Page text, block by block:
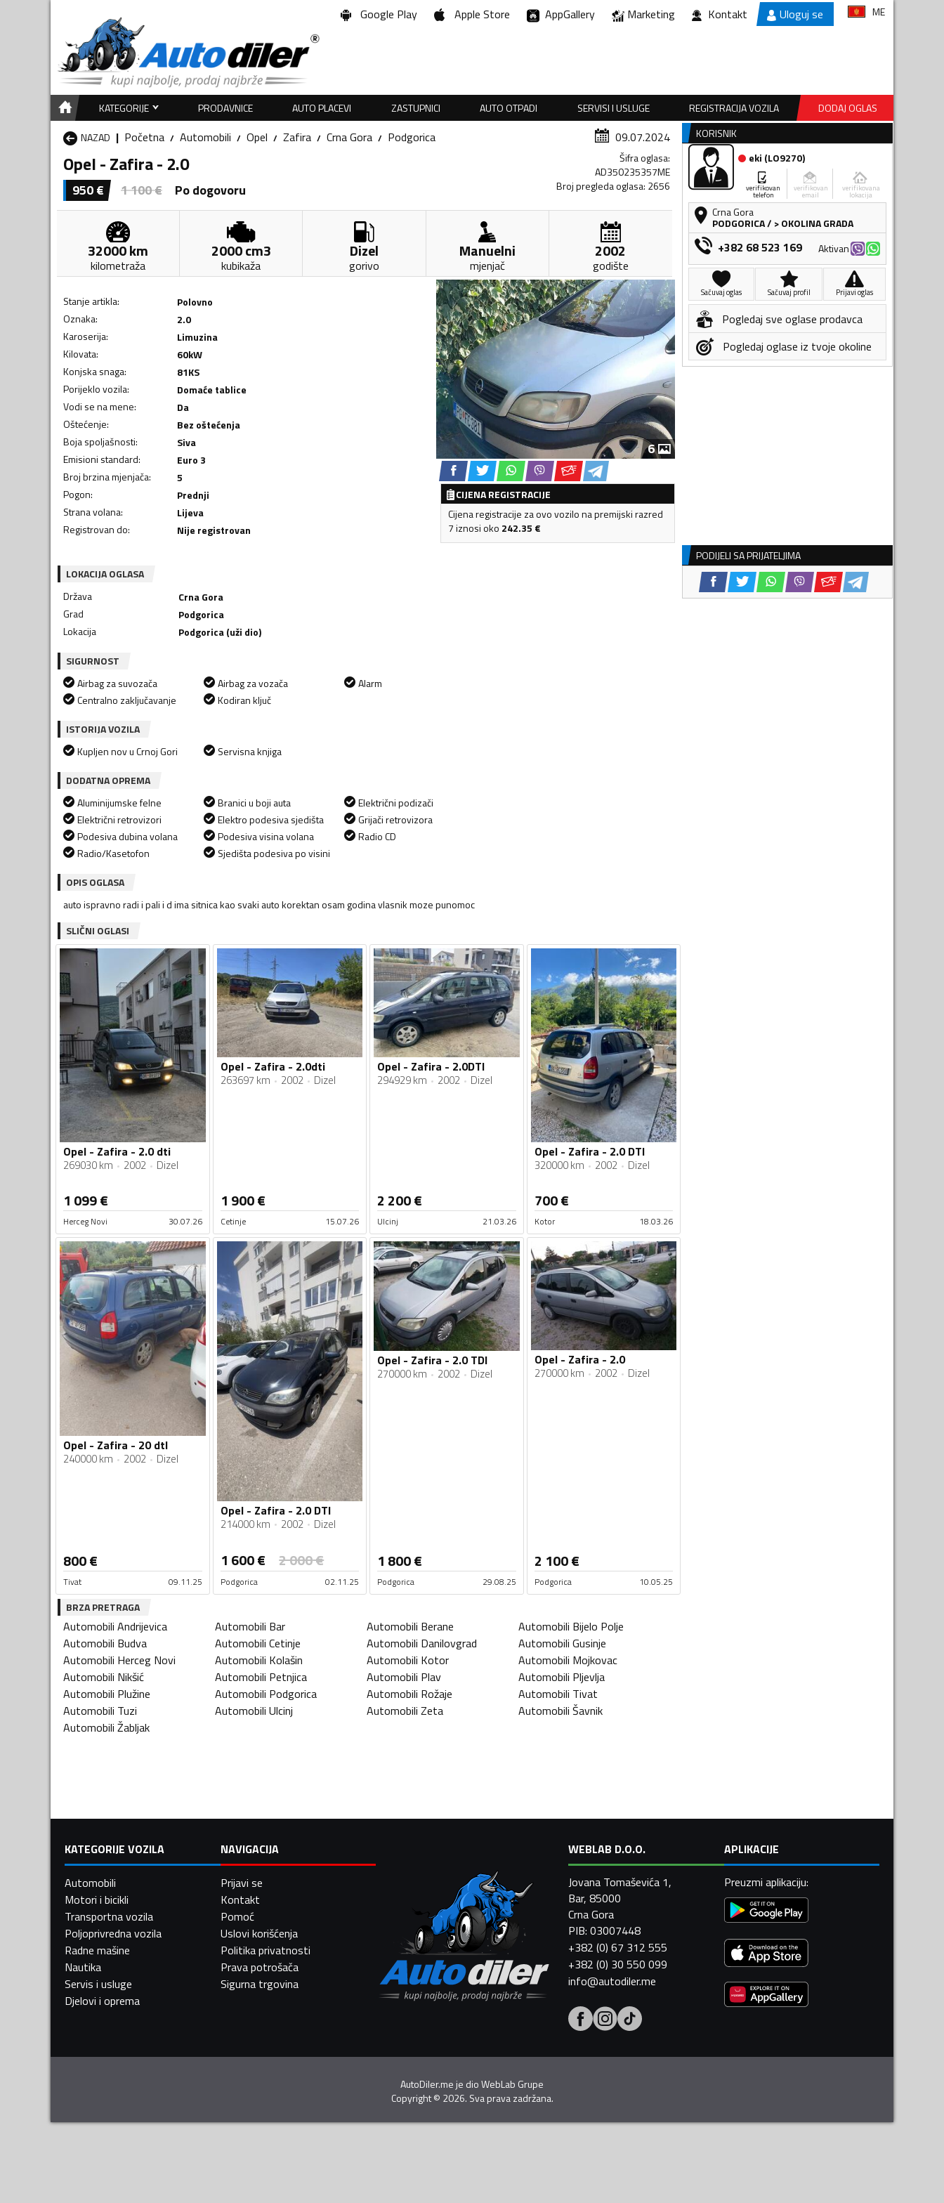
Google Play Apple Store AppGallery Marketing Kontakt Uloguj se ME
KATEGORIJE PRODAVNICE AUTO PLACEVI ZASTUPNICI AUTO OTPADI SERVISI I USLUGE REGISTRACIJA VOZILA
DODAJ OGLAS
NAZAD
Početna Automobili Opel Zafira Crna Gora Podgorica 09.07.2024
Opel - Zafira - 2.0
950€ 1 100€ Po dogovoru
Šifra oglasa:
AD350235357ME
Broj pregleda oglasa: 2656
32000km
kilometraža
2000cm3
kubikaža
Dizel
gorivo
Manuelni
mjenjač
2002
godište
Stanje artikla:
Polovno
Oznaka:
2.0
Karoserija:
Limuzina
Kilovata: 60kW
Konjska snaga: 81KS
Porijeklo vozila:
Domaće tablice
Vodi se na mene:
Da
Oštećenje:
Bez oštećenja
Boja spoljašnosti:
Siva
Emisioni standard:
Euro 3
Broj brzina mjenjača:
5
Pogon:
Prednji
Strana volana:
Lijeva
Registrovan do: Nije registrovan
6
CIJENA REGISTRACIJE
Cijena registracije za ovo vozilo na premijski razred
7 iznosi oko 242.35 €
LOKACIJA OGLASA
Država
Crna Gora
Grad
Podgorica
Lokacija
Podgorica (uži dio)
SIGURNOST
Airbag za suvozača
Centralno zaključavanje
Airbag za vozača
Kodiran ključ
Alarm
ISTORIJA VOZILA
Kupljen nov u Crnoj Gori
Servisna knjiga
DODATNA OPREMA
Aluminijumske felne
Električni retrovizori
Podesiva dubina volana
Radio/Kasetofon
Branici u boji auta
Elektro podesiva sjedišta
Podesiva visina volana
Sjedišta podesiva po visini
Električni podizači
Grijači retrovizora
Radio CD
OPIS OGLASA
auto ispravno radi i pali i d ima sitnica kao svaki auto korektan osam godina vlasnik moze punomoc
SLIČNI OGLASI
Opel - Zafira - 2.0 dti
269030 km 2002 Dizel
1 099€
Herceg Novi 30.07.26
Opel - Zafira - 2.0dti
263697 km 2002 Dizel
1 900€
Cetinje 15.07.26
Opel - Zafira - 2.0DTI
294929 km 2002 Dizel
2 200€
Ulcinj 21.03.26
Opel - Zafira - 2.0 DTI
320000 km 2002 Dizel
700€
Kotor 18.03.26
Opel - Zafira - 20 dtl
240000 km 2002 Dizel
800€
Tivat 09.11.25
Opel - Zafira - 2.0 DTI
214000 km 2002 Dizel
1 600€ 2 000€
Podgorica 02.11.25
Opel - Zafira - 2.0 TDI
270000 km 2002 Dizel
1 800€
Podgorica 29.08.25
Opel - Zafira - 2.0
270000 km 2002 Dizel
2 100€
Podgorica 10.05.25
BRZA PRETRAGA
Automobili Andrijevica Automobili Bar Automobili Berane Automobili Bijelo Polje
Automobili Budva Automobili Cetinje Automobili Danilovgrad Automobili Gusinje
Automobili Herceg Novi Automobili Kolašin Automobili Kotor Automobili Mojkovac
Automobili Nikšić Automobili Petnjica Automobili Plav Automobili Pljevlja
Automobili Plužine Automobili Podgorica Automobili Rožaje Automobili Tivat
Automobili Tuzi Automobili Ulcinj Automobili Zeta Automobili Šavnik
Automobili Žabljak
KORISNIK
eki (LO9270)
verifikovan
telefon
verifikovan
email
verifikovana
lokacija
Crna Gora
PODGORICA/ > OKOLINA GRADA
+382 68 523 169 Aktivan
Sačuvaj oglas Sačuvaj profil Prijavi oglas
Pogledaj sve oglase prodavca
Pogledaj oglase iz tvoje okoline
PODIJELI SA PRIJATELJIMA
KATEGORIJE VOZILA
Automobili
Motori i bicikli
Transportna vozila
Poljoprivredna vozila
Radne mašine
Nautika
Servis i usluge
Djelovi i oprema
NAVIGACIJA
Prijavi se
Kontakt
Pomoć
Uslovi korišćenja
Politika privatnosti
Prava potrošača
Sigurna trgovina
WEBLAB D.O.O.
Jovana Tomaševića 1,
Bar, 85000
Crna Gora
PIB: 03007448
+382 (0) 67 312 555
+382 (0) 30 550 099
info@autodiler.me
APLIKACIJE
Preuzmi aplikaciju:
AutoDiler.me je dioWebLab Grupe
Copyright© 2026. Sva prava zadržana.